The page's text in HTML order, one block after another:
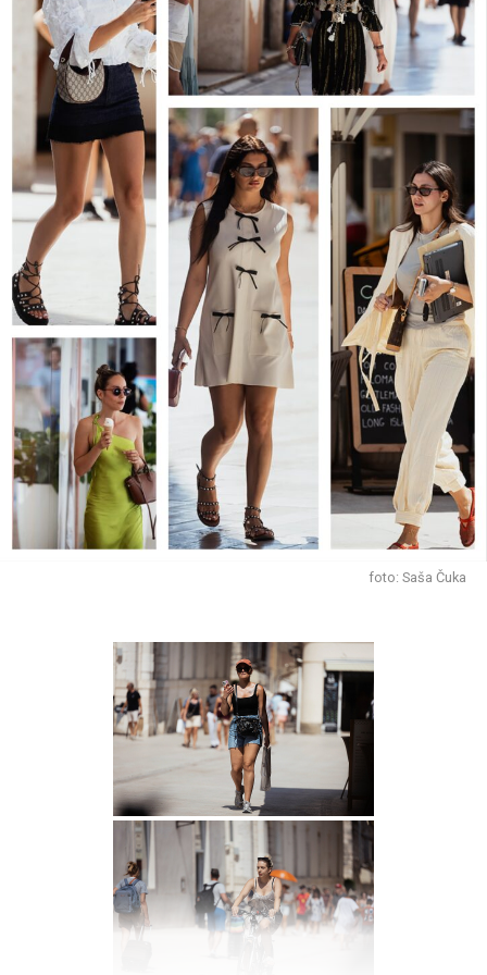
Lav (21.07.-21.08.) – Dnevni horoskop za 09.08.2026.
LJUBAV: Dan bi mogao biti prepun veselih susreta i ljudi
čija lica u vama bude znatiželju. Bit će vam zabavno.
KARIJERA: Svaki posao koji je povezan s komunikacijom
ili se radi o suradnji s ljudima ići će vam od ruke.
ZDRAVLJE&SAVJET: Ne proganjajte druge sa svojim
osobinama.
Djevica (22.08.-22.09.) – Dnevni horoskop za 09.08.2026.
LJUBAV: Nastavit ćete se intenzivnije povezivati s
ljudima, pa je mogućnost upoznavanja nove osobe velika.
KARIJERA: Bit ćete zaigrani i imati osjećaj da svaki
problem možete riješiti s lakoćom. Dobrim dijelom ste u
pravu.
ZDRAVLJE&SAVJET: Bolje optimist nego pesimist.
Vaga (23.09.-22.10.) – Dnevni horoskop za 09.08.2026.
LJUBAV: Pred vama je sjajan dan za svaku vrstu druženja,
upoznavanja i zabavljanja. Izađite među ljude, bit će vam
lijepo.
KARIJERA: Ništa vam danas neće biti teško. Čak i ako od
ZDRAVLJE&SAVJET: Veselite se.
Škorpion (23.10.-22.11.) – Dnevni horoskop za
LJUBAV: Mnogi će se i danas vrlo lijepo zabavljati i
otkrivati put do nečijeg srca. Ići će im od ruke gotovo sve
KARIJERA: Vrijeme radi za vas, a vi mu se prepuštate s
punim povjerenjem. Osjećate da vaših pet minuta tek
ZDRAVLJE&SAVJET: Posadite neku biljku.
foto: Saša Čuka